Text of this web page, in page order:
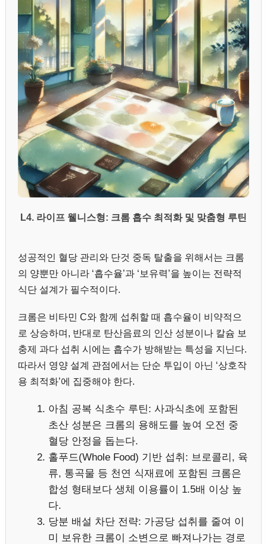
L4. 라이프 웰니스형: 크롬 흡수 최적화 및 맞춤형 루틴
성공적인 혈당 관리와 단것 중독 탈출을 위해서는 크롬
의 양뿐만 아니라 ‘흡수율’과 ‘보유력’을 높이는 전략적
식단 설계가 필수적이다.
크롬은 비타민 C와 함께 섭취할 때 흡수율이 비약적으
로 상승하며, 반대로 탄산음료의 인산 성분이나 칼슘 보
충제 과다 섭취 시에는 흡수가 방해받는 특성을 지닌다.
따라서 영양 설계 관점에서는 단순 투입이 아닌 ‘상호작
용 최적화’에 집중해야 한다.
아침 공복 식초수 루틴: 사과식초에 포함된
초산 성분은 크롬의 용해도를 높여 오전 중
혈당 안정을 돕는다.
홀푸드(Whole Food) 기반 섭취: 브로콜리, 육
류, 통곡물 등 천연 식재료에 포함된 크롬은
합성 형태보다 생체 이용률이 1.5배 이상 높
다.
당분 배설 차단 전략: 가공당 섭취를 줄여 이
미 보유한 크롬이 소변으로 빠져나가는 경로